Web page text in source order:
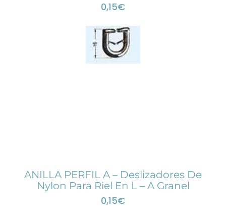
0,15€
ANILLA PERFIL A – Deslizadores De
Nylon Para Riel En L – A Granel
0,15€